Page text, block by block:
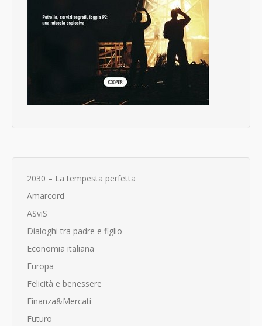
2030 – La tempesta perfetta
Amarcord
ASviS
Dialoghi tra padre e figlio
Economia italiana
Europa
Felicità e benessere
Finanza&Mercati
Futuro